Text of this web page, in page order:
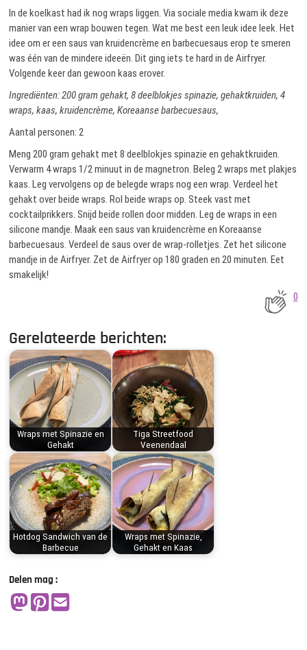
In de koelkast had ik nog wraps liggen. Via sociale media kwam ik deze
manier van een wrap bouwen tegen. Wat me best een leuk idee leek. Het
idee om er een saus van kruidencrème en barbecuesaus erop te smeren
was één van de mindere ideeën. Dit ging iets te hard in de Airfryer.
Volgende keer dan gewoon kaas erover.
Ingrediënten: 200 gram gehakt, 8 deelblokjes spinazie, gehaktkruiden, 4
wraps, kaas, kruidencrème, Koreaanse barbecuesaus,
Aantal personen: 2
Meng 200 gram gehakt met 8 deelblokjes spinazie en gehaktkruiden.
Verwarm 4 wraps 1/2 minuut in de magnetron. Beleg 2 wraps met plakjes
kaas. Leg vervolgens op de belegde wraps nog een wrap. Verdeel het
gehakt over beide wraps. Rol beide wraps op. Steek vast met
cocktailprikkers. Snijd beide rollen door midden. Leg de wraps in een
silicone mandje. Maak een saus van kruidencrème en Koreaanse
barbecuesaus. Verdeel de saus over de wrap-rolletjes. Zet het silicone
mandje in de Airfryer. Zet de Airfryer op 180 graden en 20 minuten. Eet
smakelijk!
0
Gerelateerde berichten:
Wraps met Spinazie en
Gehakt
Tiga Streetfood
Veenendaal
Hotdog Sandwich van de
Barbecue
Wraps met Spinazie,
Gehakt en Kaas
Delen mag :